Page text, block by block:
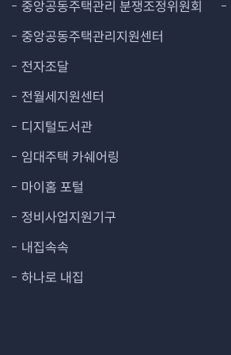
중앙공동주택관리 분쟁조정위원회
중앙공동주택관리지원센터
전자조달
전월세지원센터
디지털도서관
임대주택 카쉐어링
마이홈 포털
정비사업지원기구
내집속속
하나로 내집